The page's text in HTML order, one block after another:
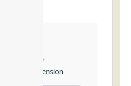
auf 1 Rezension